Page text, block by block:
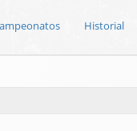
Historial